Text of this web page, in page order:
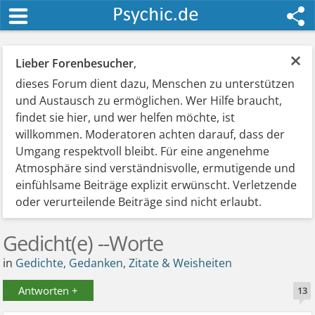
×
Lieber Forenbesucher,
dieses Forum dient dazu, Menschen zu unterstützen
und Austausch zu ermöglichen. Wer Hilfe braucht,
findet sie hier, und wer helfen möchte, ist
willkommen. Moderatoren achten darauf, dass der
Umgang respektvoll bleibt. Für eine angenehme
Atmosphäre sind verständnisvolle, ermutigende und
einfühlsame Beiträge explizit erwünscht. Verletzende
oder verurteilende Beiträge sind nicht erlaubt.
Gedicht(e) --Worte
in Gedichte, Gedanken, Zitate & Weisheiten
Antworten + 13